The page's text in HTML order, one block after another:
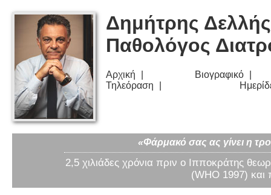
Δημήτρης
Παθολόγος
Αρχική
Βιογραφικό
Τηλεόραση
«Φάρμακό σας ας γίνει η
2,5 χιλιάδες χρόνια πριν ο Ιπποκράτης
(WHO 1997) και